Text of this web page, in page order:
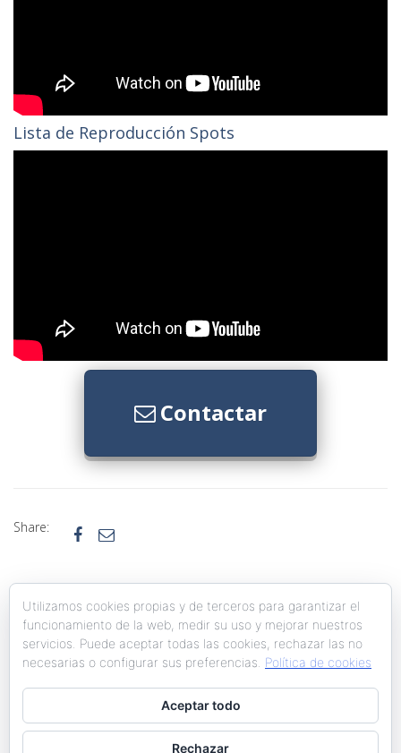
Lista de Reproducción Spots
Contactar
Share:  
Doblaje y Voice Overs
Corporativos
Utilizamos cookies propias y de terceros para garantizar el
funcionamiento de la web, medir su uso y mejorar nuestros
servicios. Puede aceptar todas las cookies, rechazar las no
necesarias o configurar sus preferencias. Política de cookies
Aceptar todo
Rechazar